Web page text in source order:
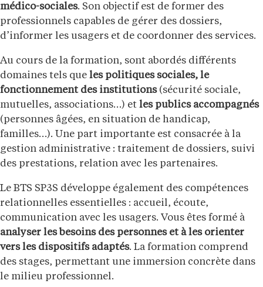
médico-sociales. Son objectif est de former des
professionnels capables de gérer des dossiers,
d’informer les usagers et de coordonner des services.
Au cours de la formation, sont abordés différents
domaines tels que les politiques sociales, le
fonctionnement des institutions(sécurité sociale,
mutuelles, associations…) et les publics accompagnés
(personnes âgées, en situation de handicap,
familles…). Une part importante est consacrée à la
gestion administrative : traitement de dossiers, suivi
des prestations, relation avec les partenaires.
Le BTS SP3S développe également des compétences
relationnelles essentielles : accueil, écoute,
communication avec les usagers. Vous êtes formé à
analyser les besoins des personnes et à les orienter
vers les dispositifs adaptés. La formation comprend
des stages, permettant une immersion concrète dans
le milieu professionnel.